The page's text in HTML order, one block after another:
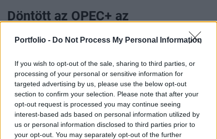
Portfolio - Do Not Process My Personal Information
If you wish to opt-out of the sale, sharing to third parties, or
processing of your personal or sensitive information for
targeted advertising by us, please use the below opt-out
section to confirm your selection. Please note that after your
opt-out request is processed you may continue seeing
interest-based ads based on personal information utilized by
us or personal information disclosed to third parties prior to
your opt-out. You may separately opt-out of the further
Döntött az OPEC+ az
konflikus mindent felülírhat
Portfolio
2026. május 03. 11:37
Az OPEC+ újabb szerény kitermelésnövelésről
dönt vasárnap, az emelés azonban a gyakorlatban
mindaddig csak papíron marad, amíg az